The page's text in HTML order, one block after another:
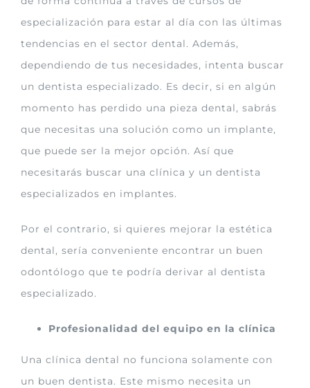
especialización para estar al día con las últimas
tendencias en el sector dental. Además,
dependiendo de tus necesidades, intenta buscar
un dentista especializado. Es decir, si en algún
momento has perdido una pieza dental, sabrás
que necesitas una solución como un implante,
que puede ser la mejor opción. Así que
necesitarás buscar una clínica y un dentista
especializados en implantes.
Por el contrario, si quieres mejorar la estética
dental, sería conveniente encontrar un buen
odontólogo que te podría derivar al dentista
especializado.
Profesionalidad del equipo en la clínica
Una clínica dental no funciona solamente con
un buen dentista. Este mismo necesita un